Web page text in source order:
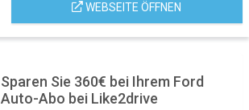
WEBSEITE ÖFFNEN
Sparen Sie 360€ bei Ihrem Ford
Auto-Abo bei Like2drive